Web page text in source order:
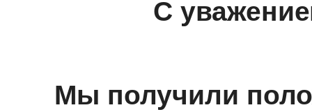
С
Мы получили